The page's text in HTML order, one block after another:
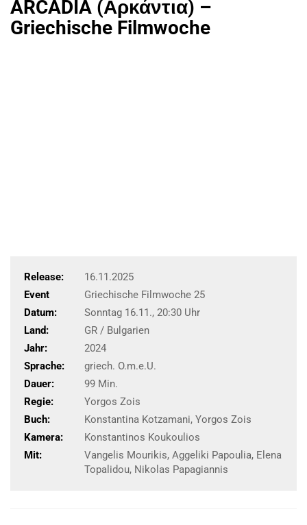
ARCADIA (Αρκάντια) –
Griechische Filmwoche
Release:
16.11.2025
Event
Griechische Filmwoche 25
Datum:
Sonntag 16.11., 20:30 Uhr
Land:
GR / Bulgarien
Jahr:
2024
Sprache:
griech. O.m.e.U.
Dauer:
99 Min.
Regie:
Yorgos Zois
Buch:
Konstantina Kotzamani, Yorgos Zois
Kamera:
Konstantinos Koukoulios
Mit:
Vangelis Mourikis, Aggeliki Papoulia, Elena
Topalidou, Nikolas Papagiannis